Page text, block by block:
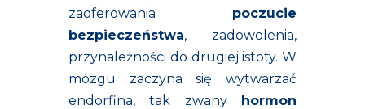
zaoferowania poczucie
bezpieczeństwa, zadowolenia,
przynależności do drugiej istoty. W
mózgu zaczyna się wytwarzać
endorfina, tak zwany hormon